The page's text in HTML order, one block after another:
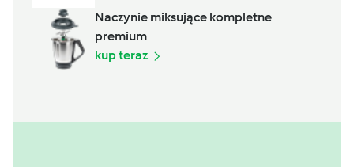
Naczynie miksujące kompletne
premium
kup teraz